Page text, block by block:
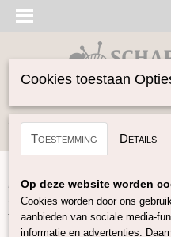
Inloggen Registreren
Home>Garen>Merken>
Shine - Basil
Cookies toestaan
Toestemming Details
Op deze website worden
Cookies worden door ons
aanbieden van sociale media-
informatie en advertenties.